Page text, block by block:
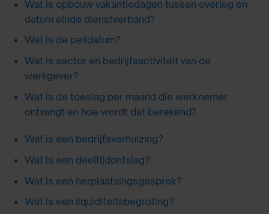
Wat is opbouw vakantiedagen tussen overleg en
datum einde dienstverband?
Wat is de peildatum?
Wat is sector en bedrijfsactiviteit van de
werkgever?
Wat is de toeslag per maand die werknemer
ontvangt en hoe wordt dat berekend?
Wat is een bedrijfsverhuizing?
Wat is een deeltijdontslag?
Wat is een herplaatsingsgesprek?
Wat is een liquiditeitsbegroting?